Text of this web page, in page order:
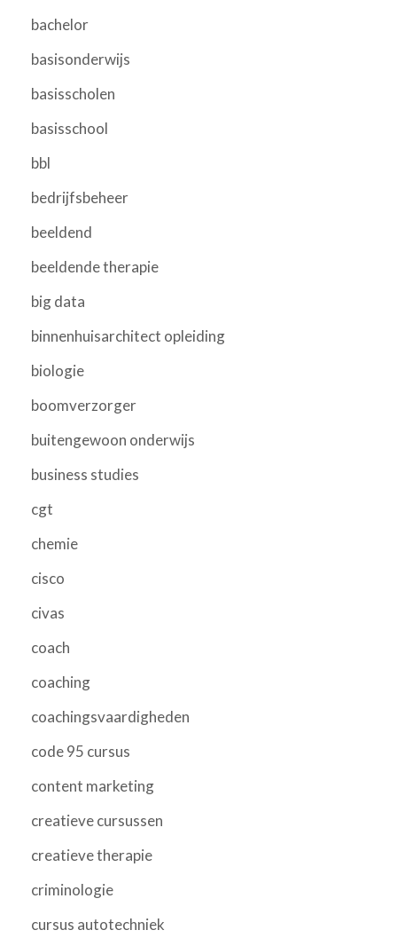
bachelor
basisonderwijs
basisscholen
basisschool
bbl
bedrijfsbeheer
beeldend
beeldende therapie
big data
binnenhuisarchitect opleiding
biologie
boomverzorger
buitengewoon onderwijs
business studies
cgt
chemie
cisco
civas
coach
coaching
coachingsvaardigheden
code 95 cursus
content marketing
creatieve cursussen
creatieve therapie
criminologie
cursus autotechniek